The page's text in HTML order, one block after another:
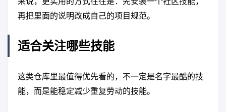
再把里面的说明改成自己的项目规范。
适合关注哪些技能
这类仓库里最值得优先看的，不一定是名字最酷的技
能，而是能稳定减少重复劳动的技能。